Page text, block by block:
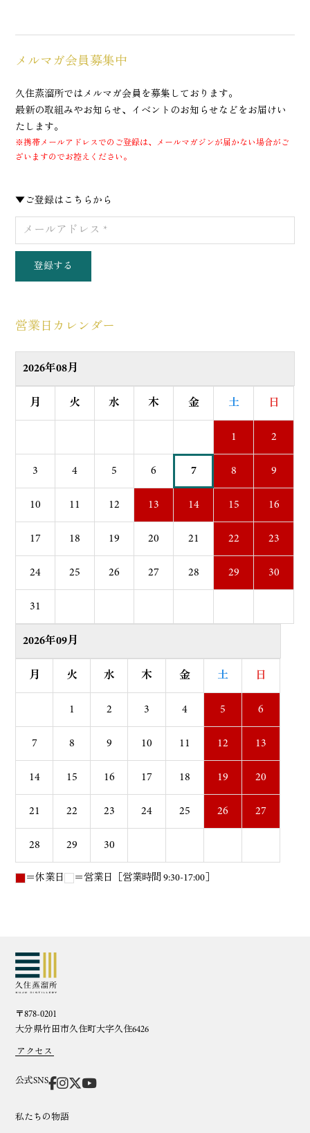
メルマガ会員募集中
久住蒸溜所ではメルマガ会員を募集しております。
最新の取組みやお知らせ、イベントのお知らせなどをお届けい
たします。
※携帯メールアドレスでのご登録は、メールマガジンが届かない場合がご
ざいますのでお控えください。
▼ご登録はこちらから
登録する
営業日カレンダー
2026年08月
月 火 水 木 金 土 日
1 2
3 4 5 6 7 8 9
10 11 12 13 14 15 16
17 18 19 20 21 22 23
24 25 26 27 28 29 30
31
2026年09月
月 火 水 木 金 土 日
1 2 3 4 5 6
7 8 9 10 11 12 13
14 15 16 17 18 19 20
21 22 23 24 25 26 27
28 29 30
＝休業日 ＝営業日［営業時間 9:30-17:00］
〒878-0201
大分県竹田市久住町大字久住6426
アクセス
公式SNS
私たちの物語